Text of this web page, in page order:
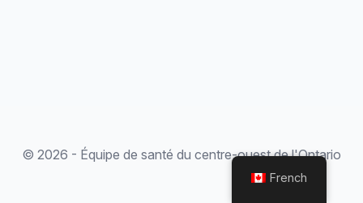
© 2026 - Équipe de santé du centre-ouest de l'Ontario
French